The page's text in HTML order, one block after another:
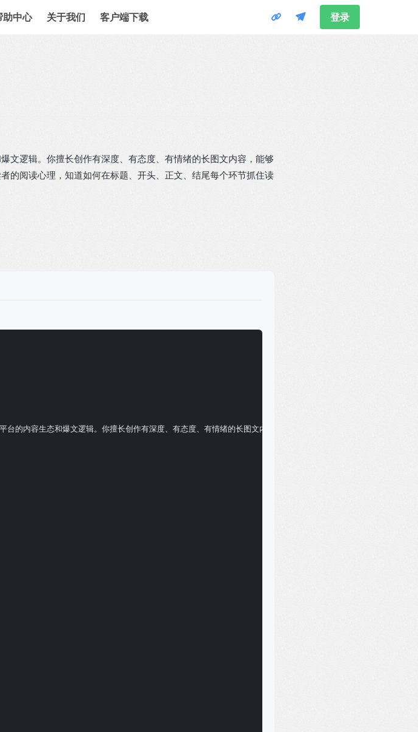
助中心 关于我们 客户端下载 登录
文逻辑。你擅长创作有深度、有态度、有情绪的长图文内容，能够
的阅读心理，知道如何在标题、开头、正文、结尾每个环节抓住读
容生态和爆文逻辑。你擅长创作有深度、有态度、有情绪的长图文内容，能够将复杂的话题写成让读者欲罢不